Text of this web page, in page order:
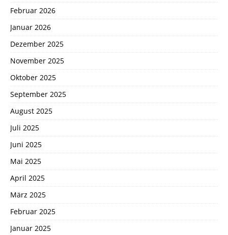
Februar 2026
Januar 2026
Dezember 2025
November 2025
Oktober 2025
September 2025
August 2025
Juli 2025
Juni 2025
Mai 2025
April 2025
März 2025
Februar 2025
Januar 2025